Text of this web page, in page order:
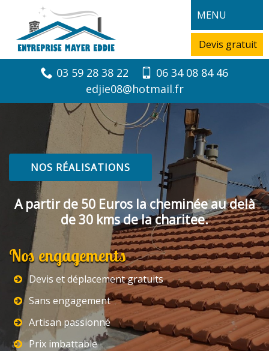
MENU
Devis gratuit
03 59 28 38 22
06 34 08 84 46
edjie08@hotmail.fr
NOS RÉALISATIONS
A partir de 50 Euros la cheminée au delà
de 30 kms de la charitee.
Nos engagements
Devis et déplacement gratuits
Sans engagement
Artisan passionné
Prix imbattable